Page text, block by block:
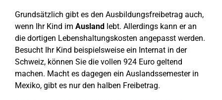
Grundsätzlich gibt es den Ausbildungsfreibetrag auch,
wenn Ihr Kind im Ausland lebt. Allerdings kann er an
die dortigen Lebenshaltungskosten angepasst werden.
Besucht Ihr Kind beispielsweise ein Internat in der
Schweiz, können Sie die vollen 924 Euro geltend
machen. Macht es dagegen ein Auslandssemester in
Mexiko, gibt es nur den halben Freibetrag.